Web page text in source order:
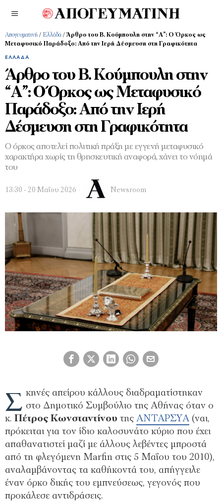
Απογευματινή / Ελλάδα /Άρθρο του Β. Κούμπουλη στην “Α”: Ο Όρκος ως
Μεταφυσικό Παράδοξο: Από την Ιερή Δέσμευση στη Γραφικότητα
ΕΛΛΆΔΑ
Άρθρο του Β. Κούμπουλη στην
“Α”: Ο Όρκος ως Μεταφυσικό
Παράδοξο: Από την Ιερή
Δέσμευση στη Γραφικότητα
Ο όρκος αποτελεί πολιτική πράξη με εγγενή μεταφυσικό
χαρακτήρα χωρίς τη θρησκευτική αναφορά, χάνει το νόημά
του
13:30 - 20 Μαΐου 2026 Newsroom
Σ κηνές απείρου κάλλους διαδραματίστηκαν
στο Δημοτικό Συμβούλιο της Αθήνας όταν ο
κ. Πέτρος Κωνσταντίνου της ΑΝΤΑΡΣΥΑ (ναι,
πρόκειται για τον ίδιο καλοσυνάτο κύριο που έχει
απαθανατιστεί μαζί με άλλους λεβέντες μπροστά
από τη φλεγόμενη Marfin στις 5 Μαΐου του 2010),
αναλαμβάνοντας τα καθήκοντά του, απήγγειλε
έναν όρκο δικής του εμπνεύσεως, γεγονός που
προκάλεσε αντιδράσεις.